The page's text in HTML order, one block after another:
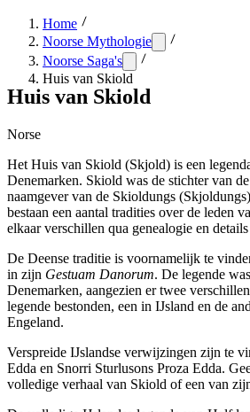
Home
Noorse Mythologie
Noorse Saga's
Huis van Skiold
Huis van Skiold
Norse
Het Huis van Skiold (Skjold) is een
Denemarken. Skiold was de stichter van
naamgever van de Skioldungs
bestaan een aantal tradities over de leden
elkaar verschillen qua genealogie en
De Deense traditie is voornamelijk te
in zijn Gestuam Danorum. De legende
Denemarken, aangezien er twee
legende bestonden, een in IJsland en de
Engeland.
Verspreide IJslandse verwijzingen zijn te
Edda en Snorri Sturlusons Proza Edda.
volledige verhaal van Skiold of een van